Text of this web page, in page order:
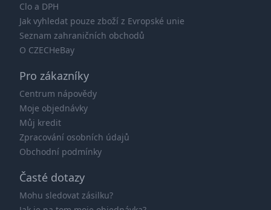
Clo a DPH
Jak vyhledat pouze zboží z Evropské unie
Seznam zahraničních obchodů
O CZECHeBay
Pro zákazníky
Centrum nápovědy
Moje objednávky
Můj kredit
Zpracování osobních údajů
Obchodní podmínky
Časté dotazy
Mohu sledovat zásilku?